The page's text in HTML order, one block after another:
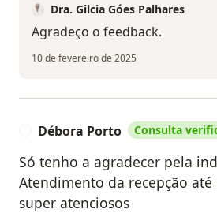
Dra. Gilcia Góes Palhares
Agradeço o feedback.
10 de fevereiro de 2025
Débora Porto Consulta
Só tenho a agradecer pela
Atendimento da recepção
super atenciosos